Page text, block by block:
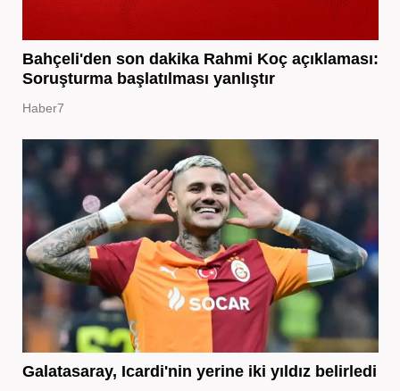
Bahçeli'den son dakika Rahmi Koç açıklaması:
Soruşturma başlatılması yanlıştır
Haber7
Galatasaray, Icardi'nin yerine iki yıldız belirledi